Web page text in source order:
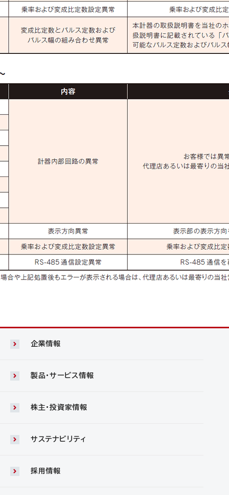
企業情報
製品・サービス情報
株主・投資家情報
サステナビリティ
採用情報